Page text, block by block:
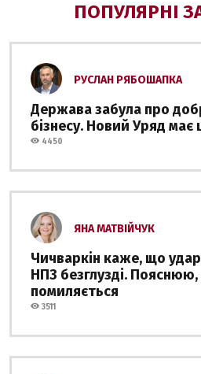
ПОПУЛЯРНІ
РУСЛАН РЯБОШАПКА
Держава забула про
бізнесу. Новий Уряд має
4450
ЯНА МАТВІЙЧУК
Чичваркін каже, що
НПЗ безглузді. Пояснюю,
помиляється
3511